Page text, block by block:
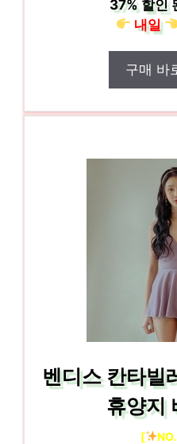
37% 할인
내일
구매 바
벤디스 칸타빌
휴양지
[